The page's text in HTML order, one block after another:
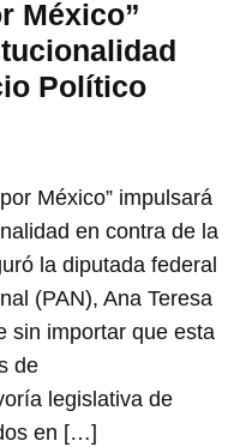
México”
Político
México” impulsará
en contra de la
la diputada federal
(PAN), Ana Teresa
sin importar que esta
de
legislativa de
en […]